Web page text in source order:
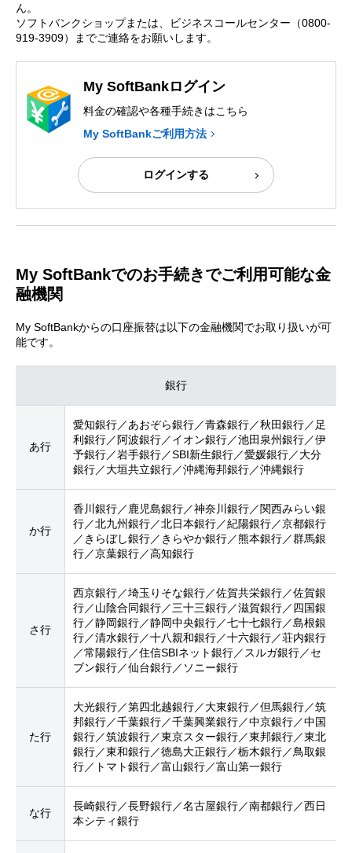
ん。
ソフトバンクショップまたは、ビジネスコールセンター（0800-
919-3909）までご連絡をお願いします。
My SoftBankログイン
料金の確認や各種手続きはこちら
My SoftBankご利用方法
ログインする
My SoftBankでのお手続きでご利用可能な金
融機関
My SoftBankからの口座振替は以下の金融機関でお取り扱いが可
能です。
銀行
あ行
愛知銀行／あおぞら銀行／青森銀行／秋田銀行／足
利銀行／阿波銀行／イオン銀行／池田泉州銀行／伊
予銀行／岩手銀行／SBI新生銀行／愛媛銀行／大分
銀行／大垣共立銀行／沖縄海邦銀行／沖縄銀行
か行
香川銀行／鹿児島銀行／神奈川銀行／関西みらい銀
行／北九州銀行／北日本銀行／紀陽銀行／京都銀行
／きらぼし銀行／きらやか銀行／熊本銀行／群馬銀
行／京葉銀行／高知銀行
さ行
西京銀行／埼玉りそな銀行／佐賀共栄銀行／佐賀銀
行／山陰合同銀行／三十三銀行／滋賀銀行／四国銀
行／静岡銀行／静岡中央銀行／七十七銀行／島根銀
行／清水銀行／十八親和銀行／十六銀行／荘内銀行
／常陽銀行／住信SBIネット銀行／スルガ銀行／セ
ブン銀行／仙台銀行／ソニー銀行
た行
大光銀行／第四北越銀行／大東銀行／但馬銀行／筑
邦銀行／千葉銀行／千葉興業銀行／中京銀行／中国
銀行／筑波銀行／東京スター銀行／東邦銀行／東北
銀行／東和銀行／徳島大正銀行／栃木銀行／鳥取銀
行／トマト銀行／富山銀行／富山第一銀行
な行
長崎銀行／長野銀行／名古屋銀行／南都銀行／西日
本シティ銀行